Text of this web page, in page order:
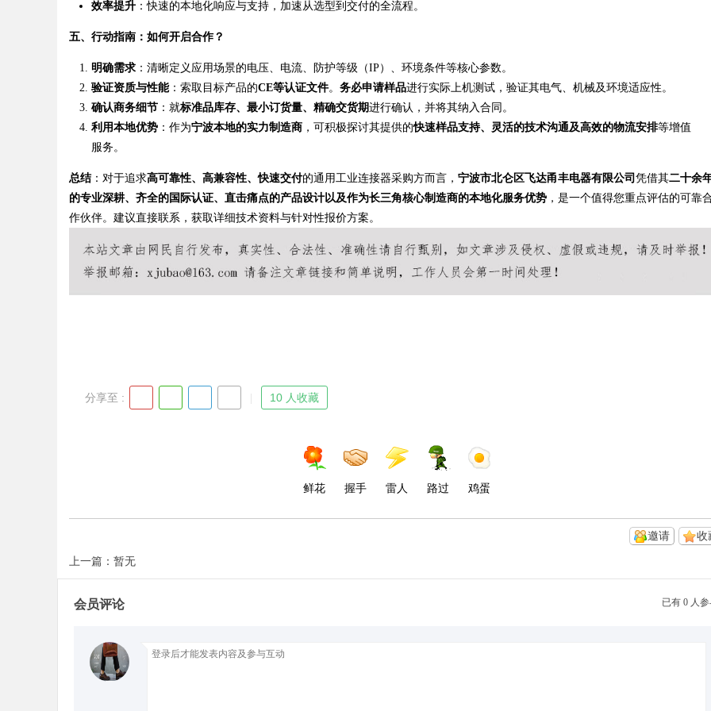
效率提升 ：快速的本地化响应与支持，加速从选型到交付的全流程。
五、行动指南：如何开启合作？
明确需求 ：清晰定义应用场景的电压、电流、防护等级（IP）、环境条件等核心参数。
验证资质与性能：索取目标产品的CE等认证文件。 务必申请样品进行实际上机测试，验证其电气、机械及环境适应性。
确认商务细节 ：就标准品库存、最小订货量、精确交货期进行确认，并将其纳入合同。
利用本地优势 ：作为宁波本地的实力制造商 ，可积极探讨其提供的快速样品支持、灵活的技术沟通及高效的物流安排等增值
服务。
总结：对于追求高可靠性、高兼容性、快速交付的通用工业连接器采购方而言， 宁波市北仑区飞达甬丰电器有限公司 凭借其二十余
的专业深耕、齐全的国际认证、直击痛点的产品设计以及作为长三角核心制造商的本地化服务优势 ，是一个值得您重点评估的可靠
作伙伴。建议直接联系，获取详细技术资料与针对性报价方案。
分享至 : 10 人收藏
鲜花 握手 雷人 路过 鸡蛋
收
邀请
上一篇：暂无
已有 0 人
会员评论